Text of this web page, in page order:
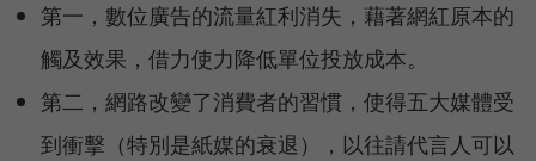
第一，數位廣告的流量紅利消失，藉著網紅原本的
觸及效果，借力使力降低單位投放成本。
第二，網路改變了消費者的習慣，使得五大媒體受
到衝擊（特別是紙媒的衰退），以往請代言人可以